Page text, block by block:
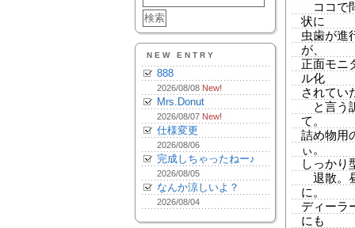
NEW ENTRY
888
2026/08/08 New!
Mrs.Donut
2026/08/07 New!
仕様変更
2026/08/06
完成しちゃったねー♪
2026/08/05
なんか涼しいよ？
2026/08/04
ココで
状に
虫歯が進
が、
正面モニ
ル化
されてい
と言う
て。
詰め物用
ぃ。
しっかり
退散。
に。
ディーラ
にも